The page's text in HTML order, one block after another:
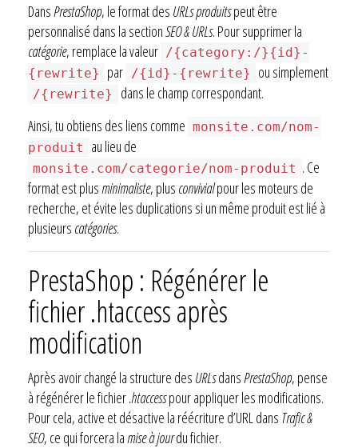
DansPrestaShop, le format des URLs produitspeut être
personnalisé dans la sectionSEO & URLs. Pour supprimer la
catégorie, remplace la valeur /{category:/}{id}-
{rewrite}
par /{id}-{rewrite} ou simplement
/{rewrite}
dans le champ correspondant.
Ainsi, tu obtiens des liens comme monsite.com/nom-
produit
au lieu de
monsite.com/categorie/nom-produit . Ce
format est plus minimaliste, plus convivialpour les moteurs de
recherche, et évite les duplications si un même produit est lié à
plusieurs catégories.
PrestaShop : Régénérer le
fichier .htaccess après
modification
Après avoir changé la structure des URLsdansPrestaShop, pense
à régénérer le fichier.htaccesspour appliquer les modifications.
Pour cela, active et désactive la réécriture d’URL dans Trafic &
SEO, ce qui forcera la mise à jourdu fichier.